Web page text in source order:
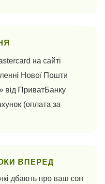
на сайті
Нової Пошти
від ПриватБанку
(оплата за
ВПЕРЕД
дбають про ваш сон